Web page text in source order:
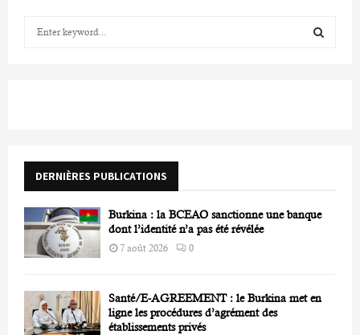
r
DERNIÈRES PUBLICATIONS
Burkina : la BCEAO sanctionne une banque
dont l’identité n’a pas été révélée
7 août 2026 0
Santé/E-AGREEMENT : le Burkina met en
ligne les procédures d’agrément des
établissements privés